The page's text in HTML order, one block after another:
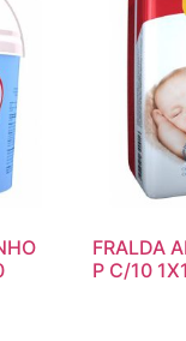
FRALDA
P C/10